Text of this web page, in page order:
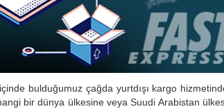
bulduğumuz çağda yurtdışı kargo
bir dünya ülkesine veya Suudi Arabistan